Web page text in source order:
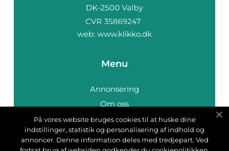
web: www.klikko.dk
Menu
Annonsering
Om oss
Cookies
Kontakta oss
Sitemap
På vores website bruges cookies til at huske dine
indstillinger, statistik og personalisering af indhold og
annoncer. Denne information deles med tredjepart. Ved